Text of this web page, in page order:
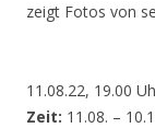
zeigt Fotos von
11.08.22, 19.00
Zeit: 11.08. –